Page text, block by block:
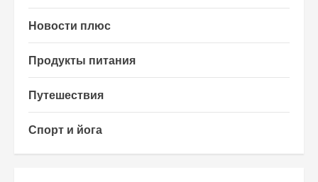
Новости плюс
Продукты питания
Путешествия
Спорт и йога